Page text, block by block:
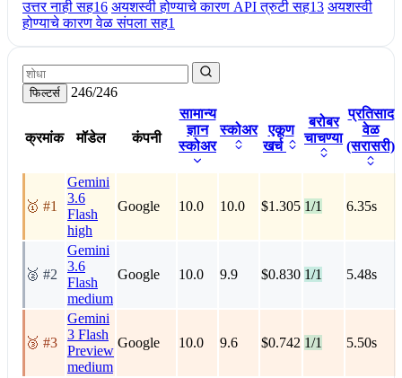
उत्तर नाही सह16 अयशस्वी होण्याचे कारण API त्रुटी सह13 अयशस्वी
होण्याचे कारण वेळ संपला सह1
फिल्टर्स 246/246
क्रमांक मॉडेल कंपनी
सामान्य
ज्ञान
स्कोअर
स्कोअर
एकूण
खर्च
बरोबर
चाचण्या
प्रतिसाद
वेळ
(सरासरी)
🥇 #1
Gemini
3.6
Flash
high
Google 10.0 10.0 $1.305 1/1 6.35s
🥈 #2
Gemini
3.6
Flash
medium
Google 10.0 9.9 $0.830 1/1 5.48s
🥉 #3
Gemini
3 Flash
Preview
medium
Google 10.0 9.6 $0.742 1/1 5.50s